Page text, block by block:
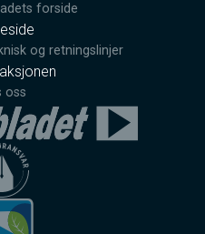
forside
og retningslinjer
oss